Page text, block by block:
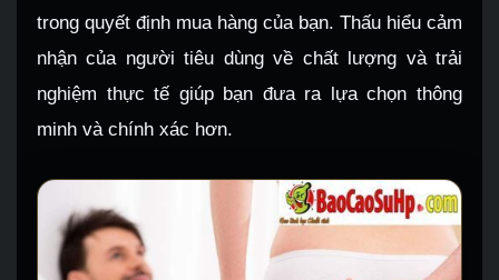
trong quyết định mua hàng của bạn. Thấu hiểu cảm
nhận của người tiêu dùng về chất lượng và trải
nghiệm thực tế giúp bạn đưa ra lựa chọn thông
minh và chính xác hơn.